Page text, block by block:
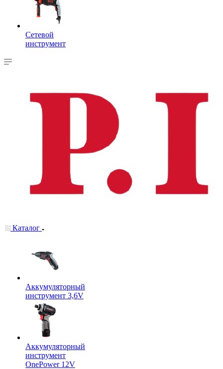
Сетевой
инструмент
Каталог
Аккумуляторный
инструмент 3,6V
Аккумуляторный
инструмент
OnePower 12V